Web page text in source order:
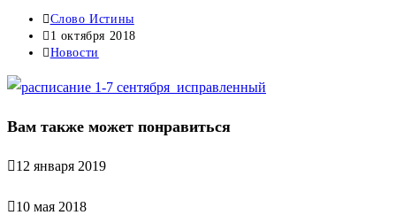
Автор
записи:
Слово Истины
Запись
опубликована:
1 октября 2018
Рубрика
Новости
Вам также может понравиться
12 января 2019
10 мая 2018